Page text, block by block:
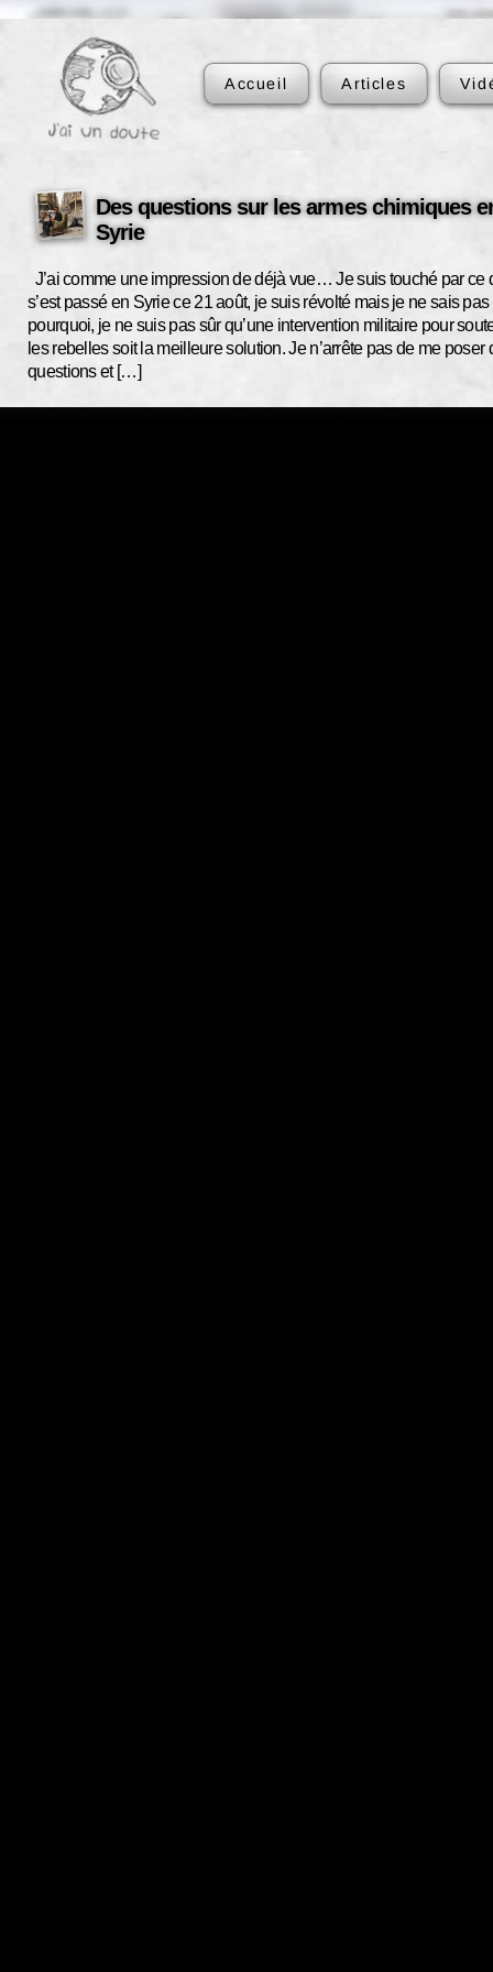
Accueil Articles
Des questions sur les armes chimiques
Syrie
J’ai comme une impression de déjà vue… Je suis touché par ce
s’est passé en Syrie ce 21 août, je suis révolté mais je ne sais pas
pourquoi, je ne suis pas sûr qu’une intervention militaire pour
les rebelles soit la meilleure solution. Je n’arrête pas de me poser
questions et […]